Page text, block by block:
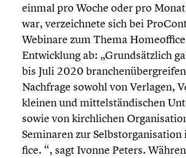
einmal pro Woche oder pro
war, verzeich­nete sich bei
Webinare zum Thema
Entwick­lung ab: „Grund­sätz­lich
bis Juli 2020
Nachfrage sowohl von Verlagen,
kleinen und mittel­stän­di­schen
sowie von kirch­li­chen
Seminaren zur
fice. “, sagt Ivonne Peters.